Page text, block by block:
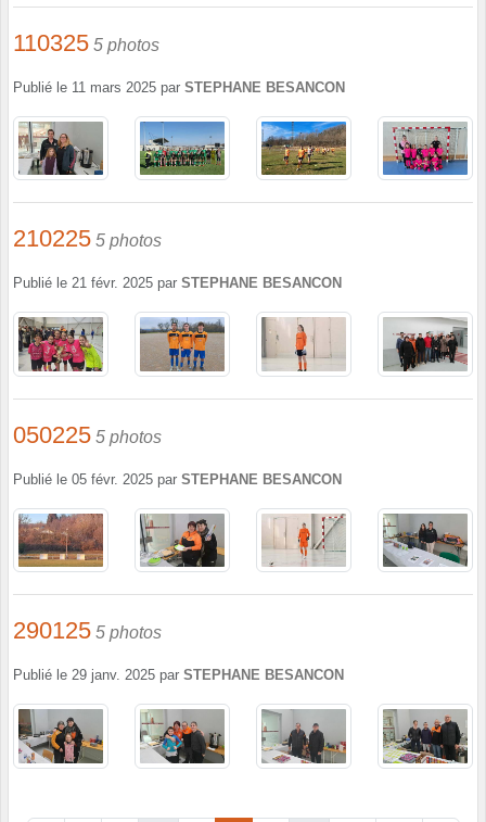
110325 5 photos
Publié le 11 mars 2025 par STEPHANE BESANCON
210225 5 photos
Publié le 21 févr. 2025 par STEPHANE BESANCON
050225 5 photos
Publié le 05 févr. 2025 par STEPHANE BESANCON
290125 5 photos
Publié le 29 janv. 2025 par STEPHANE BESANCON